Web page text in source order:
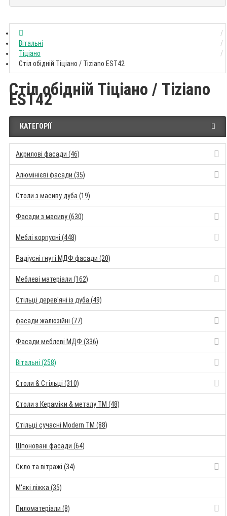
Вітальні
Тіціано
Стіл обідній Тіціано / Tiziano EST42
Стіл обідній Тіціано / Tiziano
EST42
КАТЕГОРІЇ
Акрилові фасади (46)
Алюмінієві фасади (35)
Столи з масиву дуба (19)
Фасади з масиву (630)
Меблі корпусні (448)
Радіусні гнуті МДФ фасади (20)
Меблеві матеріали (162)
Стільці дерев'яні із дуба (49)
фасади жалюзійні (77)
Фасади меблеві МДФ (336)
Вітальні (258)
Столи & Стільці (310)
Столи з Кераміки & металу TM (48)
Стільці сучасні Modern TM (88)
Шпоновані фасади (64)
Скло та вітражі (34)
М'які ліжка (35)
Пиломатеріали (8)